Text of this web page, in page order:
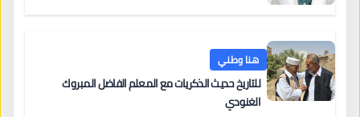
هنا وطني
للتاريخ حديث الذكريات مع المعلم الفاضل المبروك
الغنودي